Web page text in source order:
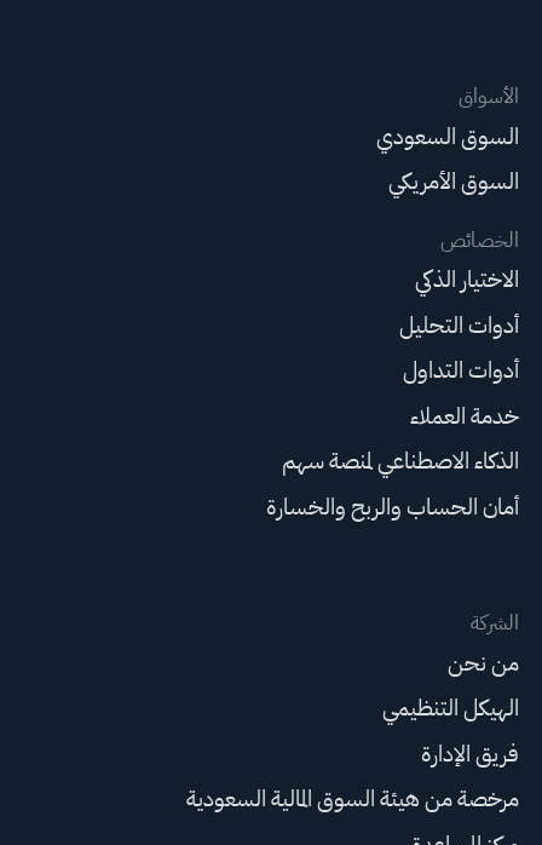
الأسواق
السوق السعودي
السوق الأمريكي
الخصائص
الاختيار الذكي
أدوات التحليل
أدوات التداول
خدمة العملاء
الذكاء الاصطناعي لمنصة سهم
أمان الحساب والربح والخسارة
الشركة
من نحن
الهيكل التنظيمي
فريق الإدارة
مرخصة من هيئة السوق المالية السعودية